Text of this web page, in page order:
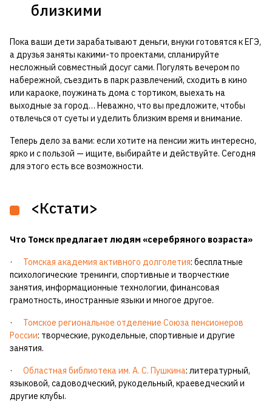
близкими
Пока ваши дети зарабатывают деньги, внуки готовятся к ЕГЭ,
а друзья заняты какими-то проектами, спланируйте
несложный совместный досуг сами. Погулять вечером по
набережной, съездить в парк развлечений, сходить в кино
или караоке, поужинать дома с тортиком, выехать на
выходные за город… Неважно, что вы предложите, чтобы
отвлечься от суеты и уделить близким время и внимание.
Теперь дело за вами: если хотите на пенсии жить интересно,
ярко и с пользой — ищите, выбирайте и действуйте. Сегодня
для этого есть все возможности.
<Кстати>
Что Томск предлагает людям «серебряного возраста»
· Томская академия активного долголетия: бесплатные
психологические тренинги, спортивные и творчесткие
занятия, информационные технологии, финансовая
грамотность, иностранные языки и многое другое.
· Томское региональное отделение Союза пенсионеров
России: творческие, рукодельные, спортивные и другие
занятия.
· Областная библиотека им. А. С. Пушкина: литературный,
языковой, садоводческий, рукодельный, краеведческий и
другие клубы.